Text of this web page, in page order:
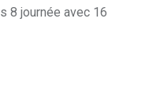
8 journée avec 16